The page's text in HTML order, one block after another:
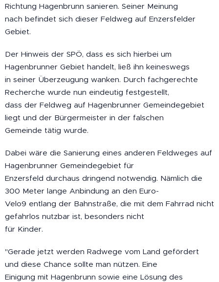
Richtung Hagenbrunn sanieren. Seiner Meinung
nach befindet sich dieser Feldweg auf Enzersfelder
Gebiet.
Der Hinweis der SPÖ, dass es sich hierbei um
Hagenbrunner Gebiet handelt, ließ ihn keineswegs
in seiner Überzeugung wanken. Durch fachgerechte
Recherche wurde nun eindeutig festgestellt,
dass der Feldweg auf Hagenbrunner Gemeindegebiet
liegt und der Bürgermeister in der falschen
Gemeinde tätig wurde.
Dabei wäre die Sanierung eines anderen Feldweges auf
Hagenbrunner Gemeindegebiet für
Enzersfeld durchaus dringend notwendig. Nämlich die
300 Meter lange Anbindung an den Euro-
Velo9 entlang der Bahnstraße, die mit dem Fahrrad nicht
gefahrlos nutzbar ist, besonders nicht
für Kinder.
"Gerade jetzt werden Radwege vom Land gefördert
und diese Chance sollte man nützen. Eine
Einigung mit Hagenbrunn sowie eine Lösung des